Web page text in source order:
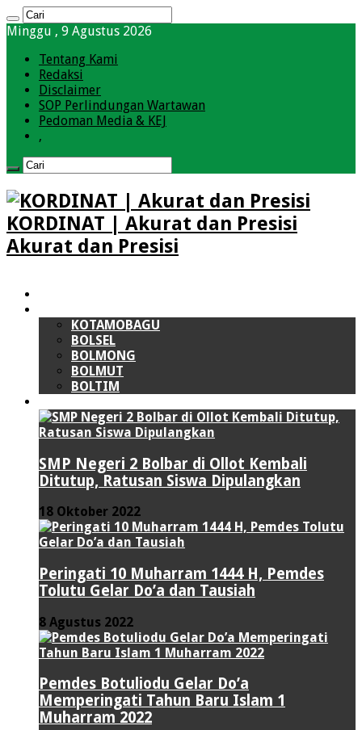
Minggu , 9 Agustus 2026
Tentang Kami
Redaksi
Disclaimer
SOP Perlindungan Wartawan
Pedoman Media & KEJ
,
KORDINAT | Akurat dan Presisi
Akurat dan Presisi
KOTAMOBAGU
BOLSEL
BOLMONG
BOLMUT
BOLTIM
SMP Negeri 2 Bolbar di Ollot Kembali
Ditutup, Ratusan Siswa Dipulangkan
18 Oktober 2022
Peringati 10 Muharram 1444 H, Pemdes
Tolutu Gelar Do’a dan Tausiah
8 Agustus 2022
Pemdes Botuliodu Gelar Do’a
Memperingati Tahun Baru Islam 1
Muharram 2022